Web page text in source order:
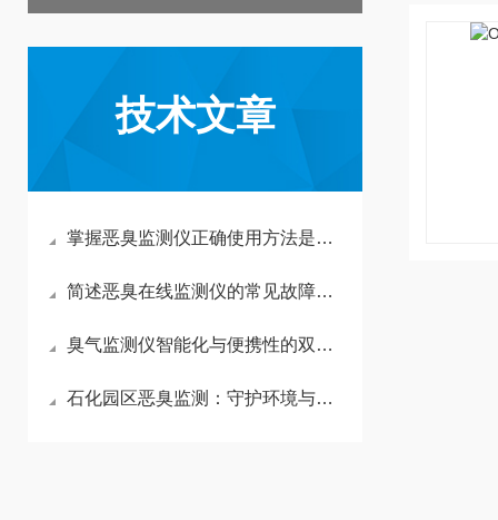
技术文章
掌握恶臭监测仪正确使用方法是确保数据真实的关键
简述恶臭在线监测仪的常见故障相应解决方法
臭气监测仪智能化与便携性的双重进化
石化园区恶臭监测：守护环境与健康的防线